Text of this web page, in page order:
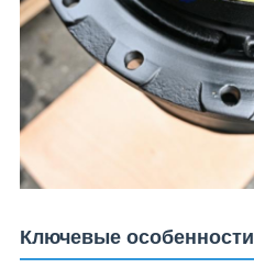
Ключевые особенности